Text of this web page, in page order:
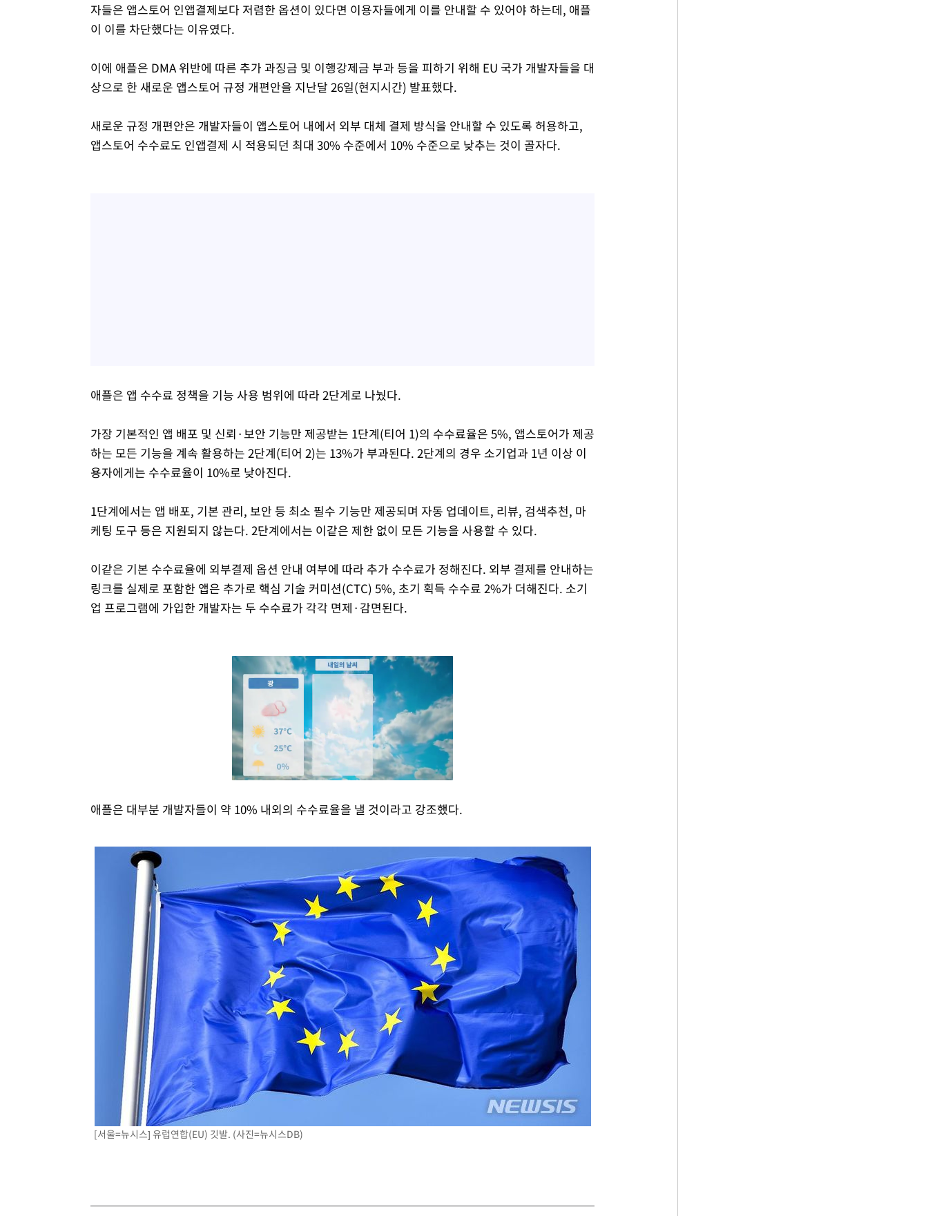
자들은 앱스토어 인앱결제보다 저렴한 옵션이 있다면 이용자들에게 이를 안내할 수 있어야 하는데, 애플
이 이를 차단했다는 이유였다.
이에 애플은 DMA 위반에 따른 추가 과징금 및 이행강제금 부과 등을 피하기 위해 EU 국가 개발자들을 대
상으로 한 새로운 앱스토어 규정 개편안을 지난달 26일(현지시간) 발표했다.
새로운 규정 개편안은 개발자들이 앱스토어 내에서 외부 대체 결제 방식을 안내할 수 있도록 허용하고,
앱스토어 수수료도 인앱결제 시 적용되던 최대 30% 수준에서 10% 수준으로 낮추는 것이 골자다.
애플은 앱 수수료 정책을 기능 사용 범위에 따라 2단계로 나눴다.
가장 기본적인 앱 배포 및 신뢰·보안 기능만 제공받는 1단계(티어 1)의 수수료율은 5%, 앱스토어가 제공
하는 모든 기능을 계속 활용하는 2단계(티어 2)는 13%가 부과된다. 2단계의 경우 소기업과 1년 이상 이
용자에게는 수수료율이 10%로 낮아진다.
1단계에서는 앱 배포, 기본 관리, 보안 등 최소 필수 기능만 제공되며 자동 업데이트, 리뷰, 검색추천, 마
케팅 도구 등은 지원되지 않는다. 2단계에서는 이같은 제한 없이 모든 기능을 사용할 수 있다.
이같은 기본 수수료율에 외부결제 옵션 안내 여부에 따라 추가 수수료가 정해진다. 외부 결제를 안내하는
링크를 실제로 포함한 앱은 추가로 핵심 기술 커미션(CTC) 5%, 초기 획득 수수료 2%가 더해진다. 소기
업 프로그램에 가입한 개발자는 두 수수료가 각각 면제·감면된다.
애플은 대부분 개발자들이 약 10% 내외의 수수료율을 낼 것이라고 강조했다.
[서울=뉴시스] 유럽연합(EU) 깃발. (사진=뉴시스DB)